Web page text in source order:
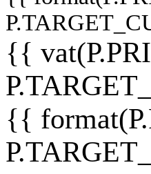
{{
{{